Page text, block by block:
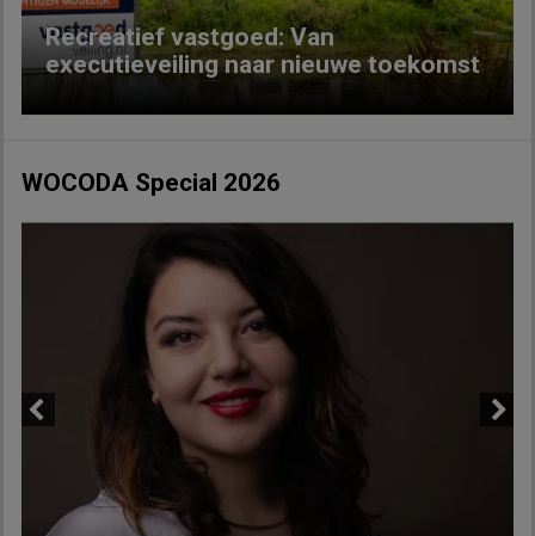
Recreatief vastgoed: Van
executieveiling naar nieuwe toekomst
WOCODA Special 2026